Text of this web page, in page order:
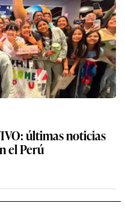
últimas noticias
el Perú